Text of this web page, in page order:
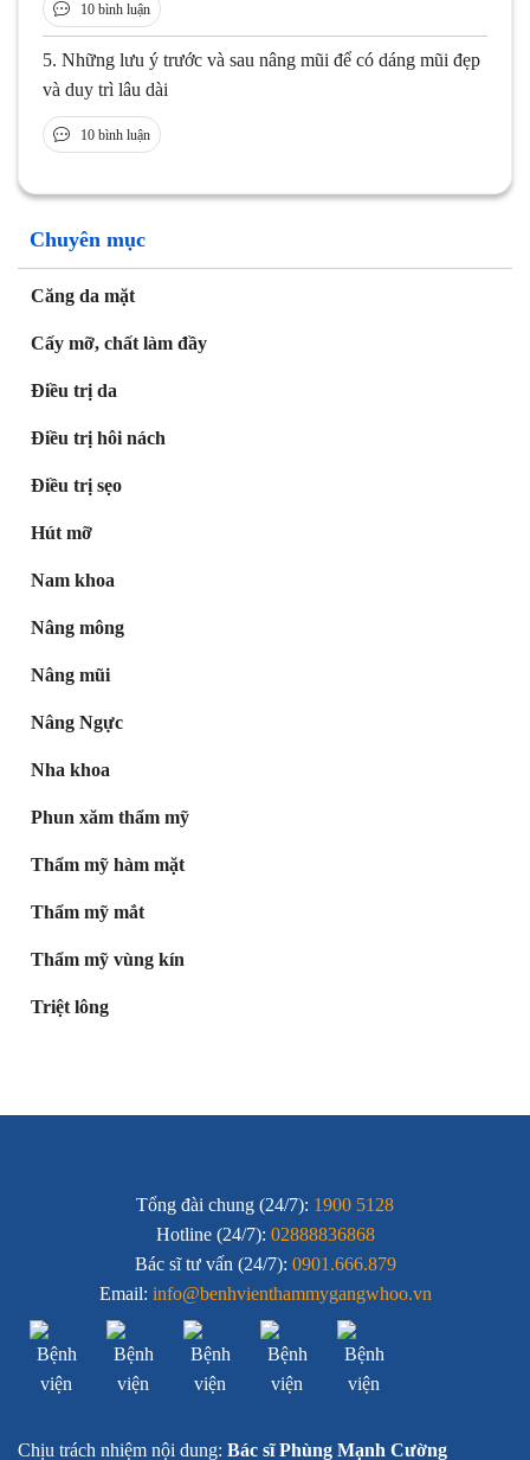
Chuyên mục
Căng da mặt
Cấy mỡ, chất làm đầy
Điều trị da
Điều trị hôi nách
Điều trị sẹo
Hút mỡ
Nam khoa
Nâng mông
Nâng mũi
Nâng Ngực
Nha khoa
Phun xăm thẩm mỹ
Thẩm mỹ hàm mặt
Thẩm mỹ mắt
Thẩm mỹ vùng kín
Triệt lông
10 bình luận
5. Những lưu ý trước và sau nâng mũi để có dáng mũi đẹp
và duy trì lâu dài
10 bình luận
Tổng đài chung (24/7): 1900 5128
Hotline (24/7): 02888836868
Bác sĩ tư vấn (24/7): 0901.666.879
Email: info@benhvienthammygangwhoo.vn
Chịu trách nhiệm nội dung: Bác sĩ Phùng Mạnh Cường